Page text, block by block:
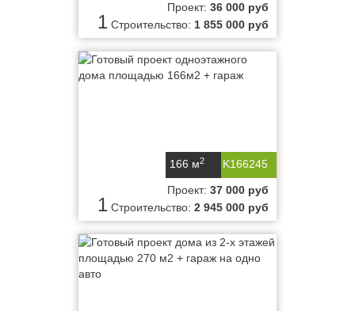
1
Проект: 36 000 руб
Строительство: 1 855 000 руб
K166245
166 м2
1
Проект: 37 000 руб
Строительство: 2 945 000 руб